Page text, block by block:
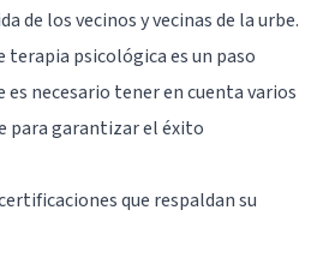
de los vecinos y vecinas de la urbe.
terapia psicológica es un paso
necesario tener en cuenta varios
para garantizar el éxito
que respaldan su